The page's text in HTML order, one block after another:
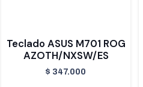
Teclado ASUS M701 ROG
AZOTH/NXSW/ES
$ 347.000